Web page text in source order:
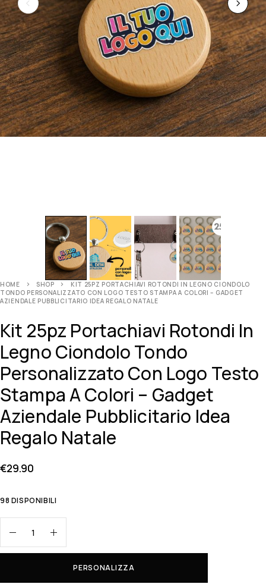
HOME SHOP
KIT 25PZ PORTACHIAVI ROTONDI IN LEGNO CIONDOLO
TONDO PERSONALIZZATO CON LOGO TESTO STAMPA A COLORI – GADGET
AZIENDALE PUBBLICITARIO IDEA REGALO NATALE
Kit 25pz Portachiavi Rotondi In
Legno Ciondolo Tondo
Personalizzato Con Logo Testo
Stampa A Colori – Gadget
Aziendale Pubblicitario Idea
Regalo Natale
€29.90
98 DISPONIBILI
PERSONALIZZA